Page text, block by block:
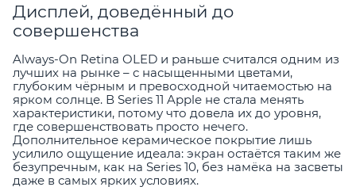
Дисплей, доведённый до
совершенства
Always-On Retina OLED и раньше считался одним из
лучших на рынке – с насыщенными цветами,
глубоким чёрным и превосходной читаемостью на
ярком солнце. В Series 11 Apple не стала менять
характеристики, потому что довела их до уровня,
где совершенствовать просто нечего.
Дополнительное керамическое покрытие лишь
усилило ощущение идеала: экран остаётся таким же
безупречным, как на Series 10, без намёка на засветы
даже в самых ярких условиях.